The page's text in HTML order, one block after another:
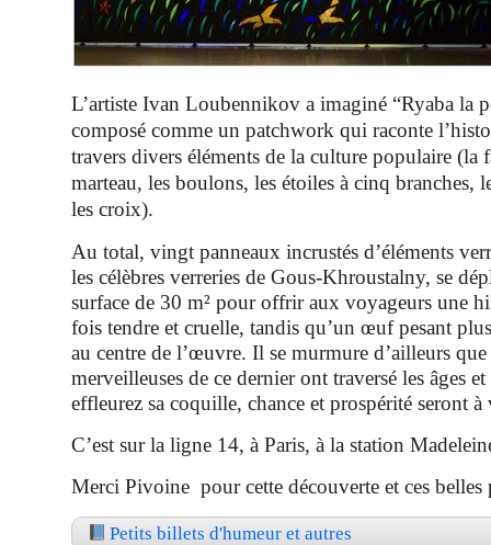
L’artiste Ivan Loubennikov a imaginé “Ryaba la
composé comme un patchwork qui raconte
travers divers éléments de la culture populaire (la
marteau, les boulons, les étoiles à cinq branches,
les croix).
Au total, vingt panneaux incrustés d’éléments
les célèbres verreries de Gous-Khroustalny, se
surface de 30 m² pour offrir aux voyageurs une
fois tendre et cruelle, tandis qu’un œuf pesant
au centre de l’œuvre. Il se murmure d’ailleurs que
merveilleuses de ce dernier ont traversé les âges
effleurez sa coquille, chance et prospérité seront
C’est sur la ligne 14, à Paris, à la station
Merci Pivoine pour cette découverte et ces belles
Petits billets d'humeur et autres